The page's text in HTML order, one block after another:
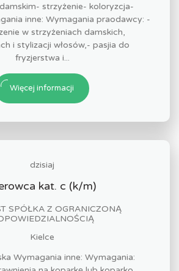
strzyżenie- koloryzcja-
inne: Wymagania praodawcy: -
w strzyżeniach damskich,
i stylizacji włosów,- pasjia do
fryzjerstwa i...
Więcej informacji
dzisiaj
kat. c (k/m)
SPÓŁKA Z OGRANICZONĄ
Kielce
Wymagania inne: Wymagania: